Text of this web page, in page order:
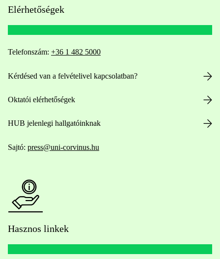
Elérhetőségek
Telefonszám: +36 1 482 5000
Kérdésed van a felvételivel kapcsolatban?
Oktatói elérhetőségek
HUB jelenlegi hallgatóinknak
Sajtó: press@uni-corvinus.hu
Hasznos linkek